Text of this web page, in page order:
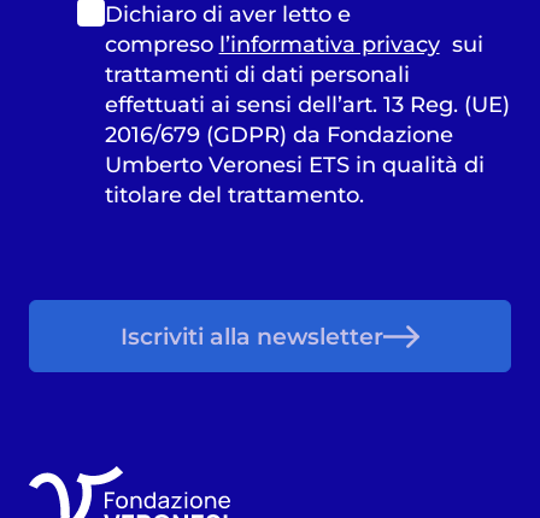
Dichiaro di aver letto e
compreso l’informativa privacysui
trattamenti di dati personali
effettuati ai sensi dell’art. 13 Reg. (UE)
2016/679 (GDPR) da Fondazione
Umberto Veronesi ETS in qualità di
titolare del trattamento.
Iscriviti alla newsletter